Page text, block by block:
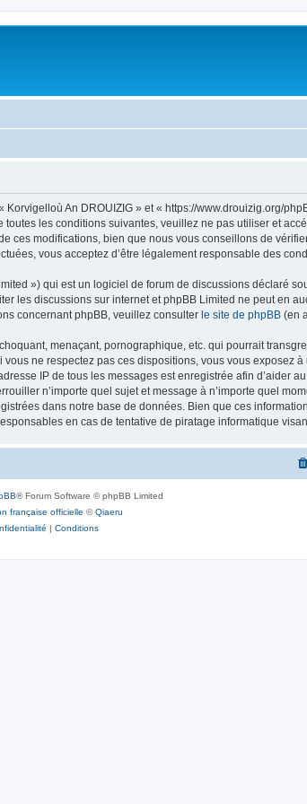
An DROUIZIG » et « https://www.drouizig.org/
les conditions suivantes, veuillez ne pas utiliser et
ces modifications, bien que nous vous conseillons de
vous acceptez d’être légalement responsable des
») qui est un logiciel de forum de discussions déclaré
les discussions sur internet et phpBB Limited ne peut en
concernant phpBB, veuillez consulter le site de phpBB (en
menaçant, pornographique, etc. qui pourrait
ne respectez pas ces dispositions, vous vous exposez
IP de tous les messages est enregistrée afin d’aider
n’importe quel sujet et message à n’importe quel
dans notre base de données. Bien que ces
en cas de tentative de piratage informatique
® Forum Software © phpBB Limited
française officielle ©Qiaeru
| Conditions